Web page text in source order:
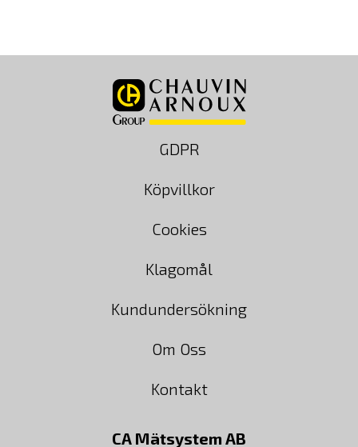
GDPR
Köpvillkor
Cookies
Klagomål
Kundundersökning
Om Oss
Kontakt
CA Mätsystem AB